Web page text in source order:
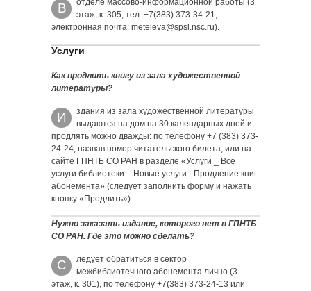
В
отделе массово-информационной работы (3
этаж, к. 305, тел. +7(383) 373-34-21,
электронная почта: meteleva@spsl.nsc.ru).
Услуги
Как продлить книгу из зала художественной
литературы?
И
здания из зала художественной литературы
выдаются на дом на 30 календарных дней и
продлять можно дважды: по телефону +7 (383) 373-
24-24, назвав номер читательского билета, или на
сайте ГПНТБ СО РАН в разделе «Услуги _ Все
услуги библиотеки _ Новые услуги_ Продление книг
абонемента» (следует заполнить форму и нажать
кнопку «Продлить»).
Нужно заказать издание, которого нет в ГПНТБ
СО РАН. Где это можно сделать?
С
ледует обратиться в сектор
межбиблиотечного абонемента лично (3
этаж, к. 301), по телефону +7(383) 373-24-13 или